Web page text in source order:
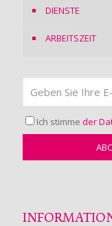
DIENSTE
ARBEITSZEIT
Ich stimme der